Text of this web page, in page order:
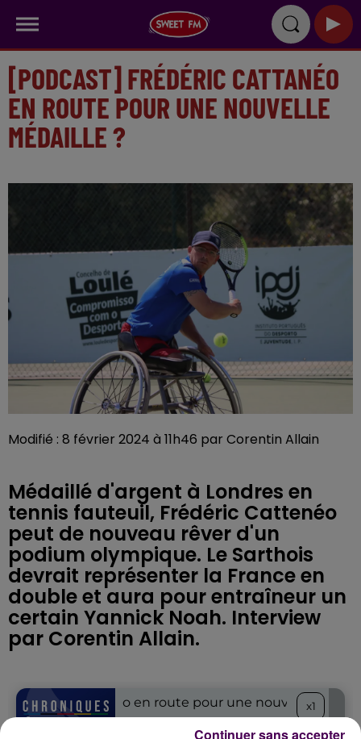
[PODCAST] FRÉDÉRIC CATTANÉO
EN ROUTE POUR UNE NOUVELLE
MÉDAILLE ?
Modifié : 8 février 2024 à 11h46 par Corentin Allain
Médaillé d'argent à Londres en
tennis fauteuil, Frédéric Cattenéo
peut de nouveau rêver d'un
podium olympique. Le Sarthois
devrait représenter la France en
double et aura pour entraîneur un
certain Yannick Noah. Interview
par Corentin Allain.
Continuer sans accepter